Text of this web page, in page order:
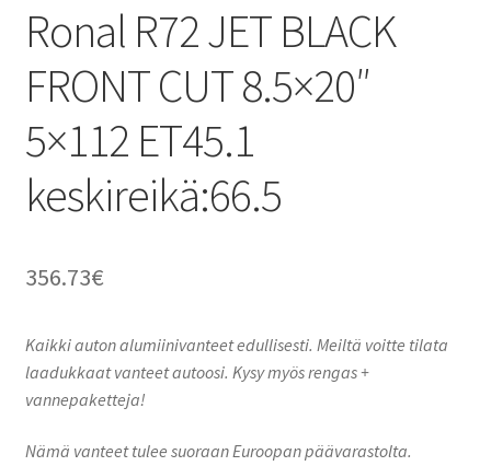
Ronal R72 JET BLACK
FRONT CUT 8.5×20″
5×112 ET45.1
keskireikä:66.5
356.73€
Kaikki auton alumiinivanteet edullisesti. Meiltä voitte tilata
laadukkaat vanteet autoosi. Kysy myös rengas +
vannepaketteja!
Nämä vanteet tulee suoraan Euroopan päävarastolta.